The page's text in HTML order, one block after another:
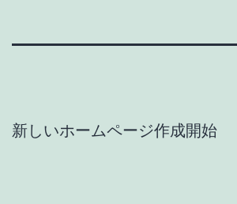
新しいホームページ作成開始